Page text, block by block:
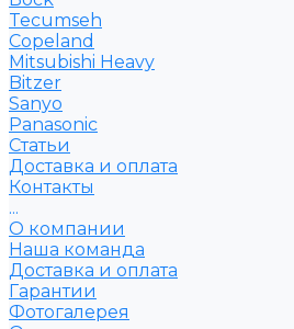
Tecumseh
Copeland
Mitsubishi Heavy
Bitzer
Sanyo
Рanasonic
Статьи
Доставка и оплата
Контакты
...
О компании
Наша команда
Доставка и оплата
Гарантии
Фотогалерея